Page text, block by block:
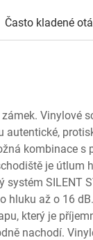
Často kladené
Vinylové
kombinace s
je útlum
SILENT
hluku až o 16
který je
nachodí.